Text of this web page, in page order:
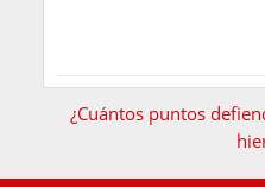
¿Cuántos puntos